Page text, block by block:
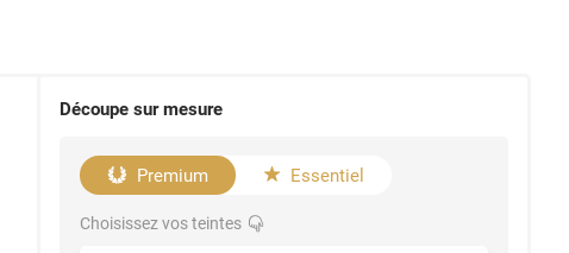
Découpe sur mesure
Premium Essentiel
Choisissez vos teintes